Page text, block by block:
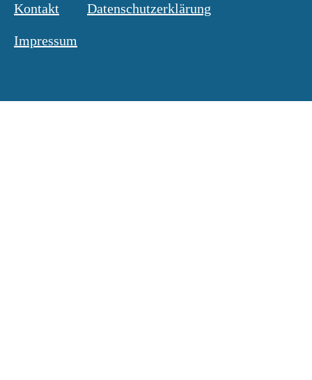
Kontakt Datenschutzerklärung
Impressum